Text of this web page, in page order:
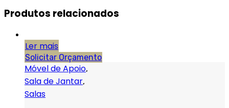
Produtos relacionados
Ler mais
Solicitar Orçamento
Móvel de Apoio,
Sala de Jantar,
Salas